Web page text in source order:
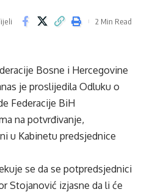
2 Min Read
Bosne i Hercegovine
je proslijedila Odluku o
Federacije BiH
na potvrđivanje,
u Kabinetu predsjednice
se da se potpredsjednici
Stojanović izjasne da li će